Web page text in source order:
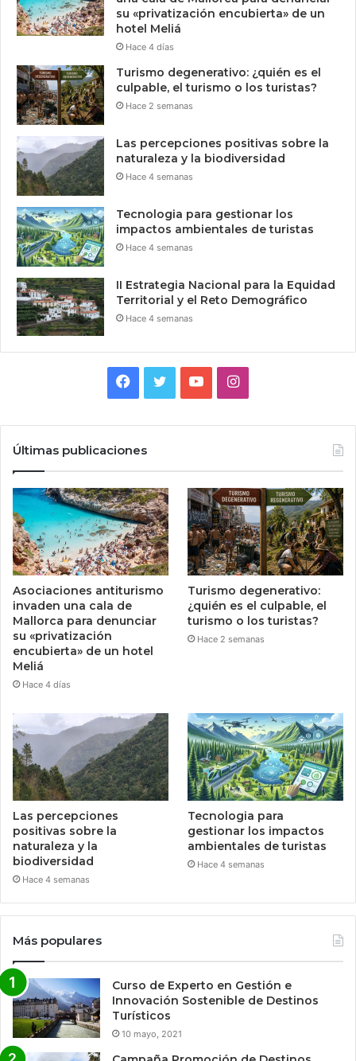
su «privatización encubierta» de un
hotel Meliá
Hace 4 días
Turismo degenerativo: ¿quién es el
culpable, el turismo o los turistas?
Hace 2 semanas
Las percepciones positivas sobre la
naturaleza y la biodiversidad
Hace 4 semanas
Tecnologia para gestionar los
impactos ambientales de turistas
Hace 4 semanas
II Estrategia Nacional para la Equidad
Territorial y el Reto Demográfico
Hace 4 semanas
Facebook
TwitterYouTubeInstagram
Últimas publicaciones
Asociaciones antiturismo
invaden una cala de
Mallorca para denunciar
su «privatización
encubierta» de un hotel
Meliá
Hace 4 días
Turismo degenerativo:
¿quién es el culpable, el
turismo o los turistas?
Hace 2 semanas
Las percepciones
positivas sobre la
naturaleza y la
biodiversidad
Hace 4 semanas
Tecnologia para
gestionar los impactos
ambientales de turistas
Hace 4 semanas
Más populares
Curso de Experto en Gestión e
Innovación Sostenible de Destinos
Turísticos
10 mayo, 2021